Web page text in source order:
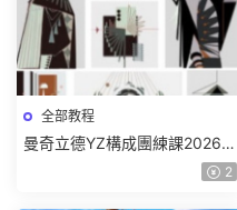
全部教程
曼奇立德YZ構成團練課2026年
8月已結課【畫質高清有課件】
2